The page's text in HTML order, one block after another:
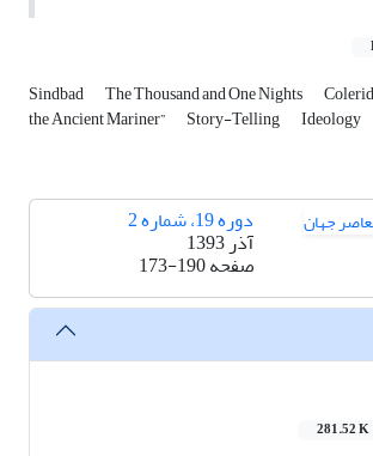
Sindbad The Thousand and One Nights
the Ancient Mariner” Story-Telling Ideology
دوره 19، شماره 2
آذر 1393
صفحه173-190
281.52 K